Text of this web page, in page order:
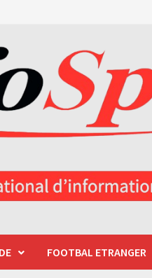
FOOTBAL ETRANGER